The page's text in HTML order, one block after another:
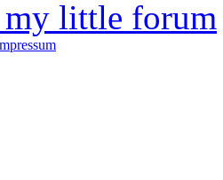
little forum